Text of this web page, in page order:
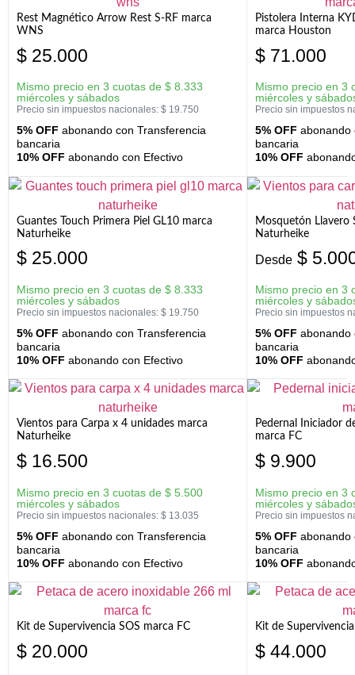
Rest Magnético Arrow Rest S-RF marca
WNS
$ 25.000
Mismo precio en 3 cuotas de $ 8.333
miércoles y sábados
Precio sin impuestos nacionales: $ 19.750
5% OFF abonando con Transferencia
bancaria
10% OFF abonando con Efectivo
Pistolera Interna
marca Houston
$ 71.000
Mismo precio en 3
miércoles y
Precio sin impuestos
5% OFF abonando
bancaria
10% OFF
Guantes Touch Primera Piel GL10 marca
Naturheike
$ 25.000
Mismo precio en 3 cuotas de $ 8.333
miércoles y sábados
Precio sin impuestos nacionales: $ 19.750
5% OFF abonando con Transferencia
bancaria
10% OFF abonando con Efectivo
Mosquetón Llavero
Naturheike
Desde $
Mismo precio en 3
miércoles y
Precio sin impuestos
5% OFF abonando
bancaria
10% OFF
Vientos para Carpa x 4 unidades marca
Naturheike
$ 16.500
Mismo precio en 3 cuotas de $ 5.500
miércoles y sábados
Precio sin impuestos nacionales: $ 13.035
5% OFF abonando con Transferencia
bancaria
10% OFF abonando con Efectivo
Pedernal Iniciador
marca FC
$ 9.900
Mismo precio en 3
miércoles y
Precio sin impuestos
5% OFF abonando
bancaria
10% OFF
Kit de Supervivencia SOS marca FC
$ 20.000
Kit de
$ 44.000